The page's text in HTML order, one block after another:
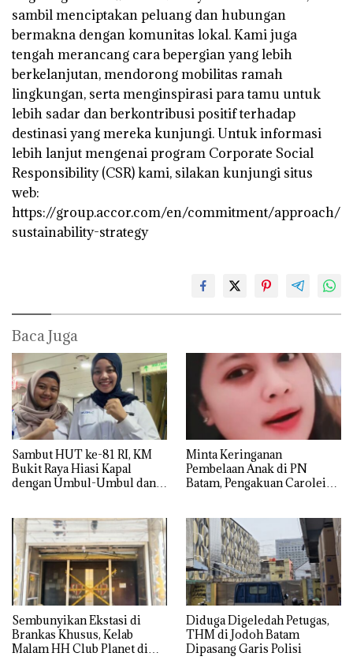
sambil menciptakan peluang dan hubungan
bermakna dengan komunitas lokal. Kami juga
tengah merancang cara bepergian yang lebih
berkelanjutan, mendorong mobilitas ramah
lingkungan, serta menginspirasi para tamu untuk
lebih sadar dan berkontribusi positif terhadap
destinasi yang mereka kunjungi. Untuk informasi
lebih lanjut mengenai program Corporate Social
Responsibility (CSR) kami, silakan kunjungi situs
web:
https://group.accor.com/en/commitment/approach/
sustainability-strategy
Baca Juga
Sambut HUT ke-81 RI, KM
Bukit Raya Hiasi Kapal
dengan Umbul-Umbul dan
Minta Keringanan
Pembelaan Anak di PN
Batam, Pengakuan Carolein
Sembunyikan Ekstasi di
Brankas Khusus, Kelab
Malam HH Club Planet di
Diduga Digeledah Petugas,
THM di Jodoh Batam
Dipasang Garis Polisi